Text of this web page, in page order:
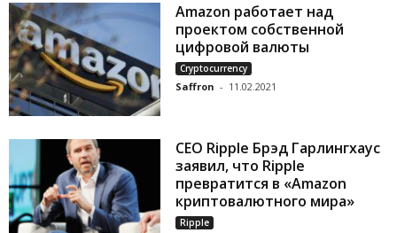
Amazon работает над
проектом собственной
цифровой валюты
Cryptocurrency
Saffron - 11.02.2021
CEO Ripple Брэд Гарлингхаус
заявил, что Ripple
превратится в «Amazon
криптовалютного мира»
Ripple